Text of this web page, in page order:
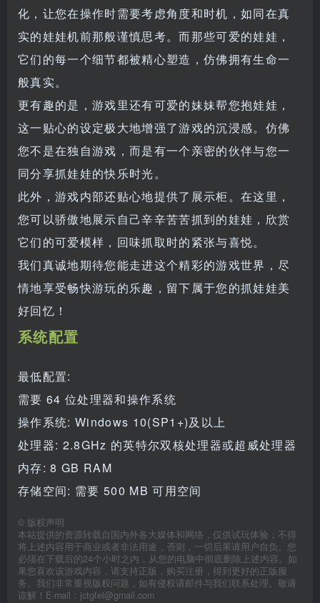
化，让您在操作时需要考虑角度和时机，如同在真
实的娃娃机前那般谨慎思考。而那些可爱的娃娃，
它们的每一个细节都被精心塑造，仿佛拥有生命一
般真实。
更有趣的是，游戏里还有可爱的妹妹帮您抱娃娃，
这一贴心的设定极大地增强了游戏的沉浸感。仿佛
您不是在独自游戏，而是有一个亲密的伙伴与您一
同分享抓娃娃的快乐时光。
此外，游戏内部还贴心地提供了展示柜。在这里，
您可以骄傲地展示自己辛辛苦苦抓到的娃娃，欣赏
它们的可爱模样，回味抓取时的紧张与喜悦。
我们真诚地期待您能走进这个精彩的游戏世界，尽
情地享受畅快游玩的乐趣，留下属于您的抓娃娃美
好回忆！
系统配置
最低配置:
需要 64 位处理器和操作系统
操作系统: Windows 10(SP1+)及以上
处理器: 2.8GHz 的英特尔双核处理器或超威处理器
内存: 8 GB RAM
存储空间: 需要 500 MB 可用空间
© 版权声明
本站提供的资源转载自国内外各大媒体和网络，仅供试玩体验；不得
将上述内容用于商业或者非法用途，否则，一切后果请用户自负。您
必须在下载后的24个小时之内，从您的电脑中彻底删除上述内容。如
果您喜欢该游戏内容，请支持正版，购买注册，得到更好的正版服
务。我们非常重视版权问题，如有侵权请邮件与我们联系处理。敬请
谅解！E-mail：jctgfei@gmail.com